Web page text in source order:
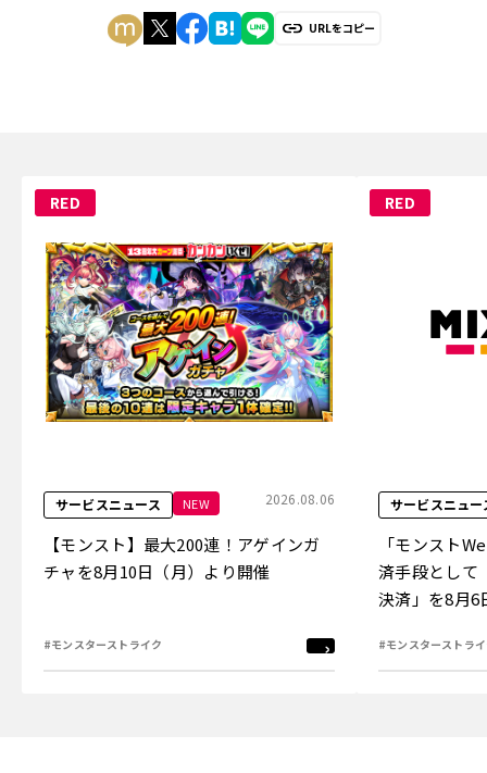
URLをコピー
RED
サービスニュース NEW 2026.08.06
【モンスト】最大200連！アゲインガ
チャを8月10日（月）より開催
#モンスターストライク
RED
サービスニュー
「モンスト
済手段として
決済」を8月6
#モンスターストラ